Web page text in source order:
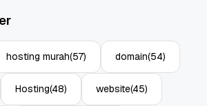
hosting murah(57) domain(54)
Hosting(48) website(45)